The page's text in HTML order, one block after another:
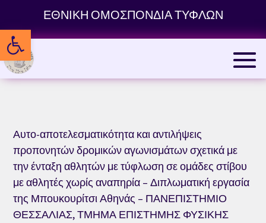
content
Ανοίξτε τη γραμμή εργαλείων
ΕΘΝΙΚΗ ΟΜΟΣΠΟΝΔΙΑ ΤΥΦΛΩΝ
Αυτο-αποτελεσματικότητα και αντιλήψεις
προπονητών δρομικών αγωνισμάτων σχετικά με
την ένταξη αθλητών με τύφλωση σε ομάδες στίβου
με αθλητές χωρίς αναπηρία – Διπλωματική εργασία
της Μπουκουρίτσι Αθηνάς – ΠΑΝΕΠΙΣΤΗΜΙΟ
ΘΕΣΣΑΛΙΑΣ, ΤΜΗΜΑ ΕΠΙΣΤΗΜΗΣ ΦΥΣΙΚΗΣ